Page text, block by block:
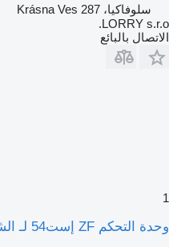
سلوفاكيا، Krásna Ves 287
LORRY s.r.o.
الاتصال بالبائع
1
وحدة التحكم ZF إست54 لـ الشاحنات